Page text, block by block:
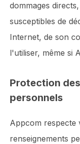
dommages
susceptibles de
Internet, de son
l'utiliser, même si
Protection
personnels
Appcom respecte
renseignements